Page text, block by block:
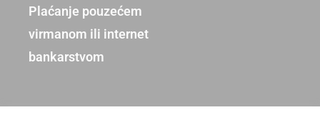
Plaćanje pouzećem
virmanom ili internet
bankarstvom